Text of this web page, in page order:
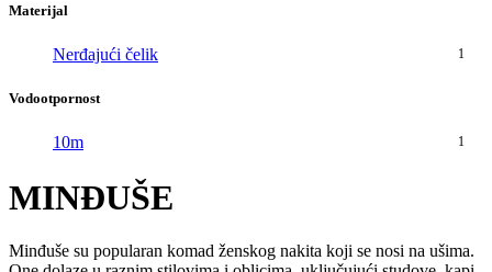
Materijal
Nerđajući čelik 1
Vodootpornost
10m 1
MINĐUŠE
Minđuše su popularan komad ženskog nakita koji se nosi na ušima.